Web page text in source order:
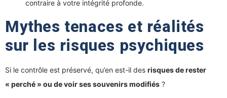
contraire à votre intégrité profonde.
Mythes tenaces et réalités
sur les risques psychiques
Si le contrôle est préservé, qu’en est-il des risques de rester
« perché » ou de voir ses souvenirs modifiés ?